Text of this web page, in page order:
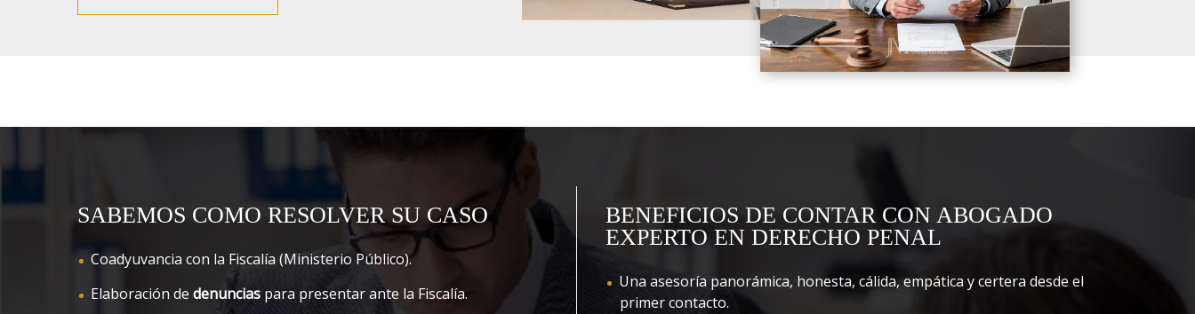
SABEMOS COMO RESOLVER SU CASO
Coadyuvancia con la Fiscalía (Ministerio Público).
Elaboración de denuncias para presentar ante la Fiscalía.
BENEFICIOS DE CONTAR CON ABOGADO
EXPERTO EN DERECHO PENAL
Una asesoría panorámica, honesta, cálida, empática y certera desde el
primer contacto.